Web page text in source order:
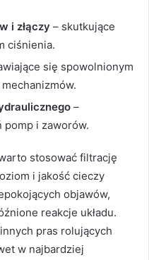
i złączy – skutkujące
ciśnienia.
się spowolnionym
–
pomp i zaworów.
stosować filtrację
i jakość cieczy
objawów,
reakcje układu.
pras rolujących
w najbardziej